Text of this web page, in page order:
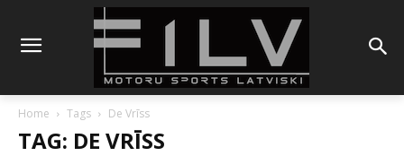
Home Tags De Vrīss
TAG: DE VRĪSS